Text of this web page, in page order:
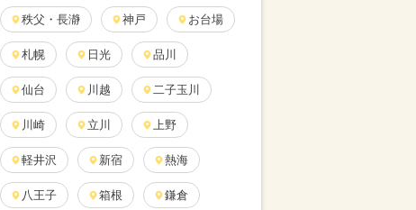
秩父・長瀞 神戸 お台場
札幌 日光 品川
仙台 川越 二子玉川
川崎 立川 上野
軽井沢 新宿 熱海
八王子 箱根 鎌倉